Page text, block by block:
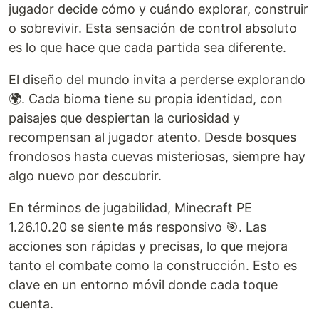
jugador decide cómo y cuándo explorar, construir
o sobrevivir. Esta sensación de control absoluto
es lo que hace que cada partida sea diferente.
El diseño del mundo invita a perderse explorando
🌍. Cada bioma tiene su propia identidad, con
paisajes que despiertan la curiosidad y
recompensan al jugador atento. Desde bosques
frondosos hasta cuevas misteriosas, siempre hay
algo nuevo por descubrir.
En términos de jugabilidad, Minecraft PE
1.26.10.20 se siente más responsivo 🎯. Las
acciones son rápidas y precisas, lo que mejora
tanto el combate como la construcción. Esto es
clave en un entorno móvil donde cada toque
cuenta.